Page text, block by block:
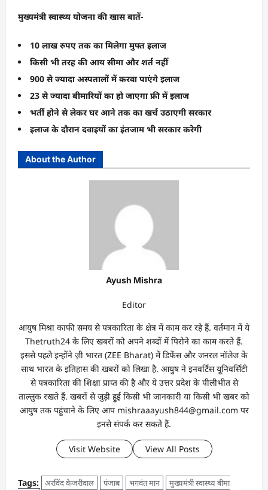
मुख्यमंत्री स्वास्थ्य योजना की खास बातें-
10 लाख रुपए तक का मिलेगा मुफ्त इलाज
किसी भी तरह की आय सीमा और शर्त नहीं
900 से ज्यादा अस्पतालों में करवा पाएंगे इलाज
23 से ज्यादा बीमारियों का हो जाएगा फ्री में इलाज
भर्ती होने से लेकर घर आने तक का खर्च उठाएगी सरकार
इलाज के दौरान दवाइयों का इंतजाम भी सरकार करेगी
About the Author
Ayush Mishra
Editor
आयुष मिश्रा काफी समय से पत्रकारिता के क्षेत्र में काम कर रहे हैं. वर्तमान में ये
Thetruth24 के लिए खबरों को अपने शब्दों में पिरोने का काम करते हैं.
इससे पहले इन्होंने ज़ी भारत (ZEE Bharat) में डिफेंस और जनरल नॉलेज के
साथ भारत के इतिहास की खबरों को लिखा है. आयुष ने इनवर्टिस यूनिवर्सिटी
से पत्रकारिता की शिक्षा प्राप्त की है और ये उत्तर प्रदेश के पीलीभीत से
ताल्लुक रखते हैं. खबरों से जुड़ी हुई किसी भी जानकारी या किसी भी खबर को
आयुष तक पहुंचाने के लिए आप mishraaayush844@gmail.com पर
इनसे संपर्क कर सकते हैं.
Visit Website View All Posts
Tags: अरविंद केजरीवाल पंजाब भगवंत मान
मुख्यमंत्री स्वास्थ्य बीमा